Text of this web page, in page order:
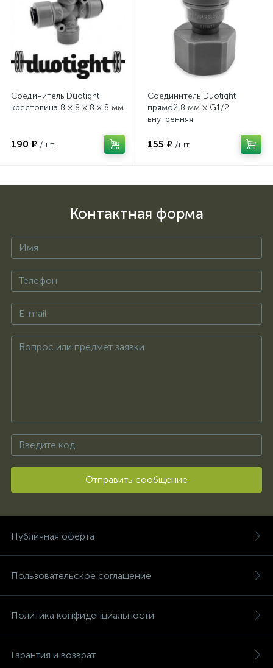
Соединитель Duotight
крестовина 8 × 8 × 8 × 8 мм
190 ₽ /шт.
Соединитель Duotight
прямой 8 мм × G1/2
внутренняя
155 ₽ /шт.
Контактная форма
Отправить сообщение
Публичная оферта
Пользовательское соглашение
Политика конфиденциальности
Гарантия и возврат